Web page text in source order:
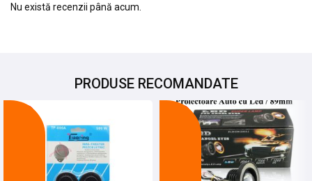
Nu există recenzii până acum.
PRODUSE RECOMANDATE